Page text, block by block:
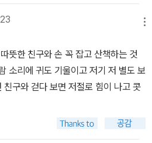
뜻한 친구와 손 꼭 잡고 산책하는 것
소리에 귀도 기울이고 저기 저 별도 보
친구와 걷다 보면 저절로 힘이 나고 콧